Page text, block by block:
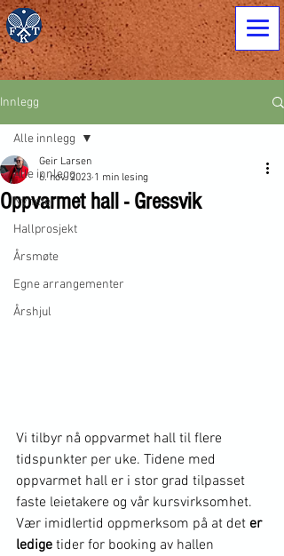
Innlegg
Alle innlegg
Nyheter
Hallprosjekt
Årsmøte
Egne arrangementer
Årshjul
Alle innlegg
Oppvarmet hall - Gressvik
Geir Larsen
6. nov. 2023 1 min lesing
Vi tilbyr nå oppvarmet hall til flere
tidspunkter per uke. Tidene med
oppvarmet hall er i stor grad tilpasset
faste leietakere og vår kursvirksomhet.
Vær imidlertid oppmerksom på at det er
ledige tider for booking av hallen